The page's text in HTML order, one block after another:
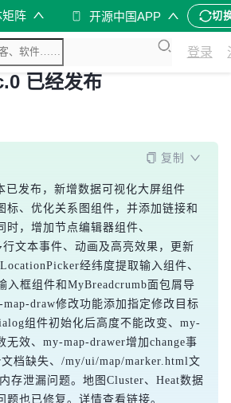
阵 开源中国APP 切
登录
已经发布
复制
发布，新增数据可视化大屏组件
标、优化关系图组件，并添加链接和
时，增加节点编辑器组件、
行文本事件、动画及高亮效果，更新
经纬度提取输入组件、
入框组件和MyBreadcrumb面包屑导
draw修改功能添加指定修改目标
组件初始化后高度不能改变、my-
无效、my-map-drawer增加change事
档缺失、/my/ui/map/marker.html文
存泄漏问题。地图Cluster、Heat数据
题也已修复。详情查看链接。